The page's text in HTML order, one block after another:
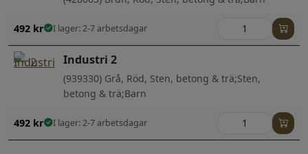
492 kr I lager: 2-7 arbetsdagar
Industri 2
(939330) Grå, Röd, Sten, betong & trä;Sten,
betong & trä;Barn
492 kr I lager: 2-7 arbetsdagar